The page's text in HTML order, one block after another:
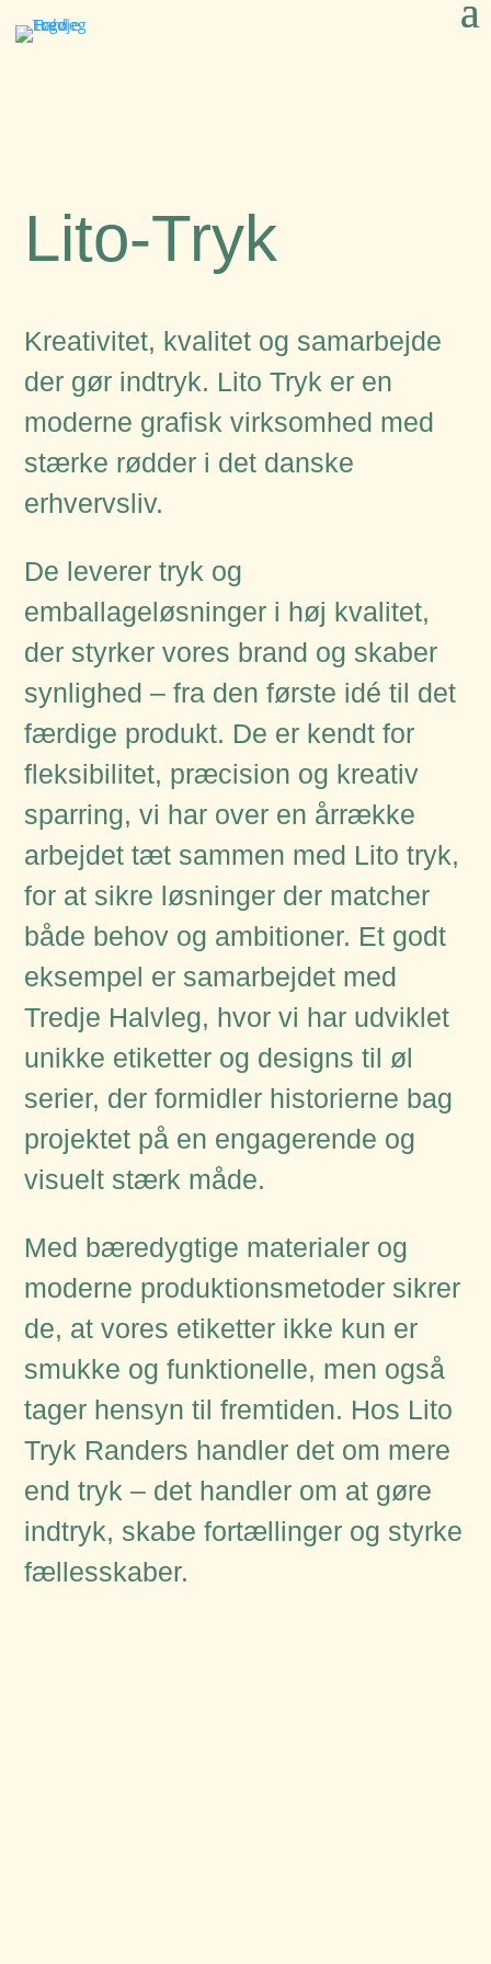
Lito-Tryk
Kreativitet, kvalitet og samarbejde
der gør indtryk. Lito Tryk er en
moderne grafisk virksomhed med
stærke rødder i det danske
erhvervsliv.
De leverer tryk og
emballageløsninger i høj kvalitet,
der styrker vores brand og skaber
synlighed – fra den første idé til det
færdige produkt. De er kendt for
fleksibilitet, præcision og kreativ
sparring, vi har over en årrække
arbejdet tæt sammen med Lito tryk,
for at sikre løsninger der matcher
både behov og ambitioner. Et godt
eksempel er samarbejdet med
Tredje Halvleg, hvor vi har udviklet
unikke etiketter og designs til øl
serier, der formidler historierne bag
projektet på en engagerende og
visuelt stærk måde.
Med bæredygtige materialer og
moderne produktionsmetoder sikrer
de, at vores etiketter ikke kun er
smukke og funktionelle, men også
tager hensyn til fremtiden. Hos Lito
Tryk Randers handler det om mere
end tryk – det handler om at gøre
indtryk, skabe fortællinger og styrke
fællesskaber.